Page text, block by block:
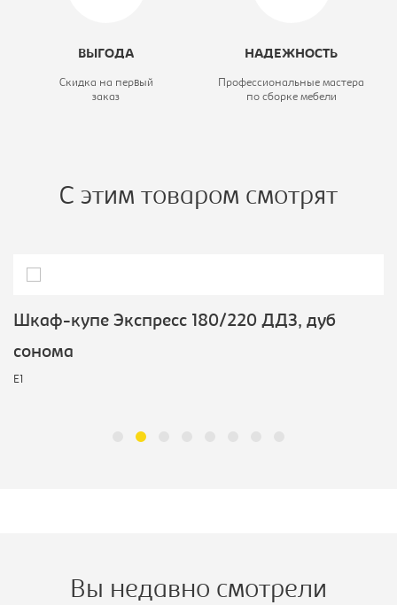
ВЫГОДА
Скидка на первый
заказ
НАДЕЖНОСТЬ
Профессиональные мастера
по сборке мебели
С этим товаром смотрят
Шкаф-купе Экспресс 180/220 ДДЗ, дуб
сонома
E1
Вы недавно смотрели